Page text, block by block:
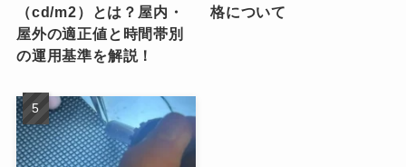
（cd/m2）とは？屋内・
屋外の適正値と時間帯別
の運用基準を解説！
格について